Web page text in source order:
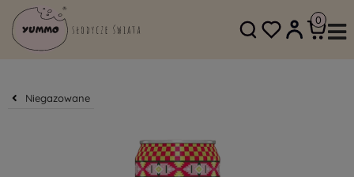
SKLEP@YUMMO.PL
Niegazowane